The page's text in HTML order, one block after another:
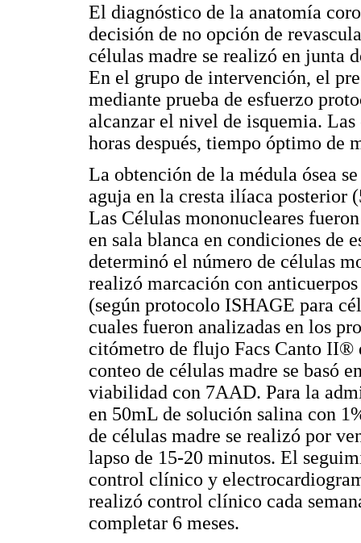
El diagnóstico de la anatomía
decisión de no opción de
células madre se realizó en
En el grupo de intervención, el
mediante prueba de esfuerzo
alcanzar el nivel de isquemia.
horas después, tiempo óptimo
La obtención de la médula ósea
aguja en la cresta ilíaca posterior
Las Células mononucleares
en sala blanca en condiciones de
determinó el número de células
realizó marcación con
(según protocolo ISHAGE para
cuales fueron analizadas en los
citómetro de flujo Facs Canto
conteo de células madre se basó
viabilidad con 7AAD. Para la
en 50mL de solución salina con
de células madre se realizó por
lapso de 15-20 minutos. El
control clínico y
realizó control clínico cada
completar 6 meses.